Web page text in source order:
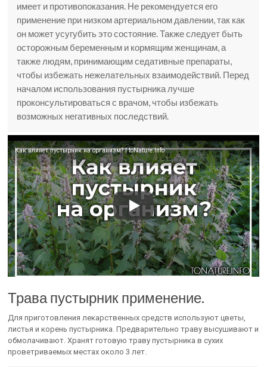
имеет и противопоказания. Не рекомендуется его
применение при низком артериальном давлении, так как
он может усугубить это состояние. Также следует быть
осторожным беременным и кормящим женщинам, а
также людям, принимающим седативные препараты,
чтобы избежать нежелательных взаимодействий. Перед
началом использования пустырника лучше
проконсультироваться с врачом, чтобы избежать
возможных негативных последствий.
Как влияет пустырник на организм? | toNature.Info
Трава пустырник применение.
Для приготовления лекарственных средств используют цветы,
листья и корень пустырника. Предварительно траву высушивают и
обмолачивают. Хранят готовую траву пустырника в сухих
проветриваемых местах около 3 лет.